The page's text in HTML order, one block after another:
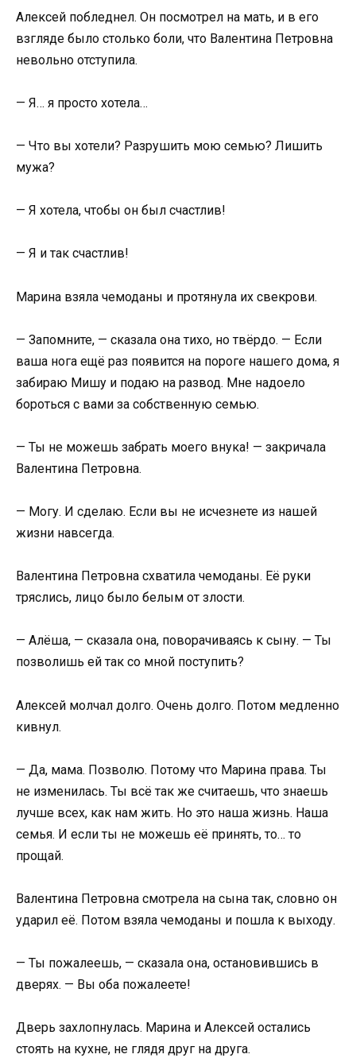
Алексей побледнел. Он посмотрел на мать, и в его
взгляде было столько боли, что Валентина Петровна
невольно отступила.
— Я… я просто хотела…
— Что вы хотели? Разрушить мою семью? Лишить
мужа?
— Я хотела, чтобы он был счастлив!
— Я и так счастлив!
Марина взяла чемоданы и протянула их свекрови.
— Запомните, — сказала она тихо, но твёрдо. — Если
ваша нога ещё раз появится на пороге нашего дома, я
забираю Мишу и подаю на развод. Мне надоело
бороться с вами за собственную семью.
— Ты не можешь забрать моего внука! — закричала
Валентина Петровна.
— Могу. И сделаю. Если вы не исчезнете из нашей
жизни навсегда.
Валентина Петровна схватила чемоданы. Её руки
тряслись, лицо было белым от злости.
— Алёша, — сказала она, поворачиваясь к сыну. — Ты
позволишь ей так со мной поступить?
Алексей молчал долго. Очень долго. Потом медленно
кивнул.
— Да, мама. Позволю. Потому что Марина права. Ты
не изменилась. Ты всё так же считаешь, что знаешь
лучше всех, как нам жить. Но это наша жизнь. Наша
семья. И если ты не можешь её принять, то… то
прощай.
Валентина Петровна смотрела на сына так, словно он
ударил её. Потом взяла чемоданы и пошла к выходу.
— Ты пожалеешь, — сказала она, остановившись в
дверях. — Вы оба пожалеете!
Дверь захлопнулась. Марина и Алексей остались
стоять на кухне, не глядя друг на друга.